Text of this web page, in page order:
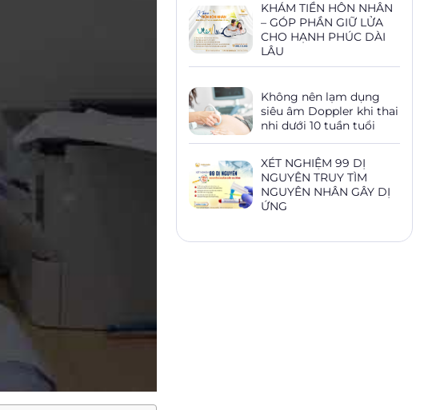
KHÁM TIỀN HÔN NHÂN
– GÓP PHẦN GIỮ LỬA
CHO HẠNH PHÚC DÀI
LÂU
Không nên lạm dụng
siêu âm Doppler khi thai
nhi dưới 10 tuần tuổi
XÉT NGHIỆM 99 DỊ
NGUYÊN TRUY TÌM
NGUYÊN NHÂN GÂY DỊ
ỨNG